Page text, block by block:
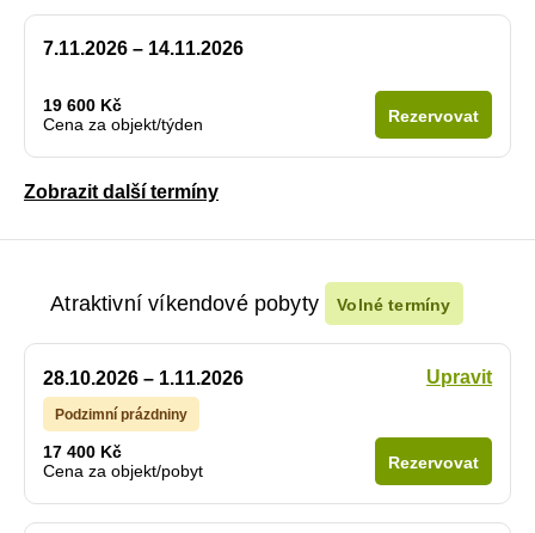
7.11.2026 – 14.11.2026
19 600 Kč
Cena za objekt/týden
Rezervovat
Zobrazit další termíny
Atraktivní víkendové pobyty Volné termíny
28.10.2026 – 1.11.2026 Upravit
Podzimní prázdniny
17 400 Kč
Cena za objekt/pobyt
Rezervovat